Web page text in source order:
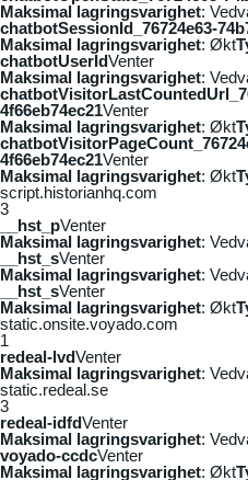
Maksimal lagringsvarighet:
chatbotSessionId_76724e63-
Maksimal lagringsvarighet: Økt
chatbotUserIdVenter
Maksimal lagringsvarighet:
4f66eb74ec21Venter
Maksimal lagringsvarighet: Økt
4f66eb74ec21Venter
Maksimal lagringsvarighet: Økt
script.historianhq.com
3
__hst_pVenter
Maksimal lagringsvarighet:
__hst_sVenter
Maksimal lagringsvarighet:
__hst_sVenter
Maksimal lagringsvarighet: Økt
static.onsite.voyado.com
1
redeal-lvdVenter
Maksimal lagringsvarighet:
static.redeal.se
3
redeal-idfdVenter
Maksimal lagringsvarighet:
voyado-ccdcVenter
Maksimal lagringsvarighet: Økt